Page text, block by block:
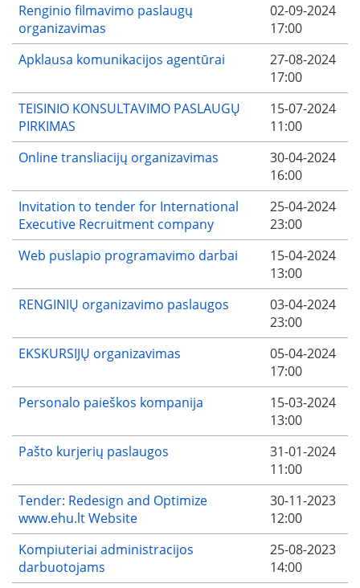
Renginio filmavimo paslaugų
organizavimas
02-09-2024
17:00
Apklausa komunikacijos agentūrai
27-08-2024
17:00
TEISINIO KONSULTAVIMO PASLAUGŲ
PIRKIMAS
15-07-2024
11:00
Online transliacijų organizavimas
30-04-2024
16:00
Invitation to tender for International
Executive Recruitment company
25-04-2024
23:00
Web puslapio programavimo darbai
15-04-2024
13:00
RENGINIŲ organizavimo paslaugos
03-04-2024
23:00
EKSKURSIJŲ organizavimas
05-04-2024
17:00
Personalo paieškos kompanija
15-03-2024
13:00
Pašto kurjerių paslaugos
31-01-2024
11:00
Tender: Redesign and Optimize
www.ehu.lt Website
30-11-2023
12:00
Kompiuteriai administracijos
darbuotojams
25-08-2023
14:00